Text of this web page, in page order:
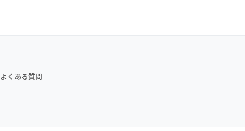
よくある質問